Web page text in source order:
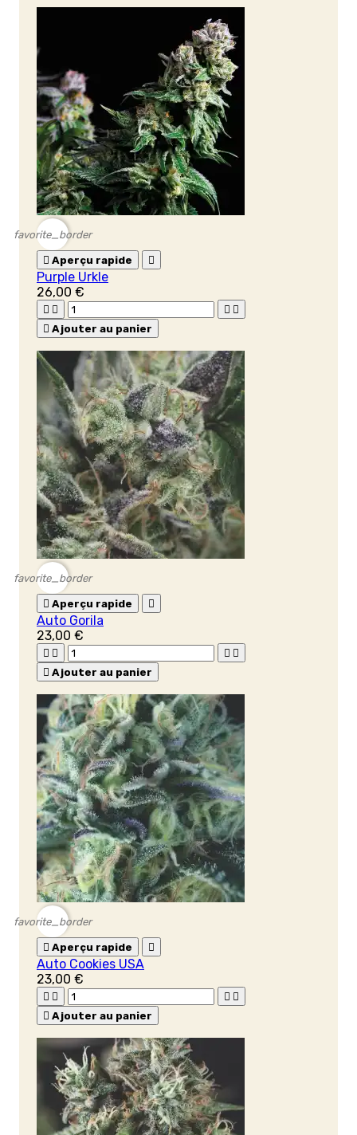
favorite_border
 Aperçu rapide 
Purple Urkle
26,00 €
   
 Ajouter au panier
favorite_border
 Aperçu rapide 
Auto Gorila
23,00 €
   
 Ajouter au panier
favorite_border
 Aperçu rapide 
Auto Cookies USA
23,00 €
   
 Ajouter au panier